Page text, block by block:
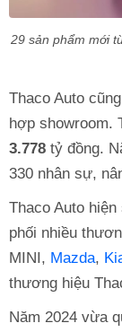
29 sản phẩm mới
Thaco Auto
hợp showroom.
3.778 tỷ đồng.
330 nhân sự,
Thaco Auto
phối nhiều
MINI, Mazda,
thương hiệu
Năm 2024 vừa